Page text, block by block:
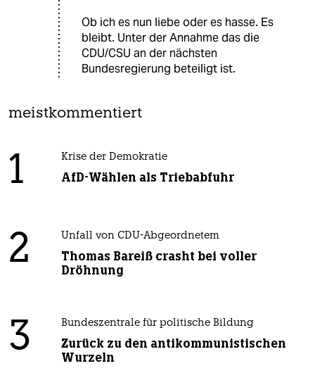
Ob ich es nun liebe oder es hasse. Es
bleibt. Unter der Annahme das die
CDU/CSU an der nächsten
Bundesregierung beteiligt ist.
meistkommentiert
1 Krise der Demokratie
AfD-Wählen als Triebabfuhr
2 Unfall von CDU-Abgeordnetem
Thomas Bareiß crasht bei voller
Dröhnung
3 Bundeszentrale für politische Bildung
Zurück zu den antikommunistischen
Wurzeln